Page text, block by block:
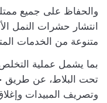
والحفاظ على جميع
انتشار حشرات النمل
متنوعة من الخدمات
بما يشمل عملية
تحت البلاط، عن طريق
وتصريف المبيدات